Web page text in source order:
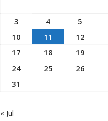
3
4 5
10
11 12
17
18 19
24
25 26
31
« Jul